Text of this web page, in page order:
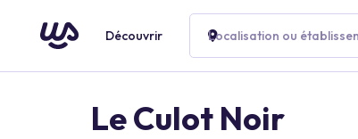
Découvrir Localisation ou
Le Culot Noir